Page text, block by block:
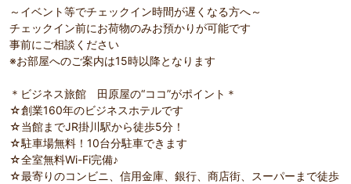
～イベント等でチェックイン時間が遅くなる方へ～
チェックイン前にお荷物のみお預かりが可能です
事前にご相談ください
※お部屋へのご案内は15時以降となります
＊ビジネス旅館 田原屋の“ココ”がポイント＊
☆創業160年のビジネスホテルです
☆当館までJR掛川駅から徒歩5分！
☆駐車場無料！10台分駐車できます
☆全室無料Wi-Fi完備♪
☆最寄りのコンビニ、信用金庫、銀行、商店街、スーパーまで徒歩